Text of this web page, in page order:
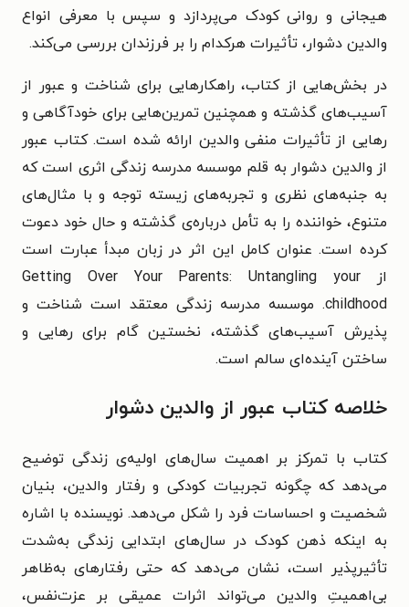
هیجانی و روانی کودک می‌پردازد و سپس با معرفی انواع
والدین دشوار، تأثیرات هرکدام را بر فرزندان بررسی می‌کند.
در بخش‌هایی از کتاب، راهکارهایی برای شناخت و عبور از
آسیب‌های گذشته و همچنین تمرین‌هایی برای خودآگاهی و
رهایی از تأثیرات منفی والدین ارائه شده است. کتاب عبور
از والدین دشوار به قلم موسسه مدرسه زندگی اثری است که
به جنبه‌های نظری و تجربه‌های زیسته توجه و با مثال‌های
متنوع، خواننده را به تأمل درباره‌ی گذشته و حال خود دعوت
کرده است. عنوان کامل این اثر در زبان مبدأ عبارت است
از Getting Over Your Parents: Untangling your
childhood. موسسه مدرسه زندگی معتقد است شناخت و
پذیرش آسیب‌های گذشته، نخستین گام برای رهایی و
ساختن آینده‌ای سالم است.
خلاصه کتاب عبور از والدین دشوار
کتاب با تمرکز بر اهمیت سال‌های اولیه‌ی زندگی توضیح
می‌دهد که چگونه تجربیات کودکی و رفتار والدین، بنیان
شخصیت و احساسات فرد را شکل می‌دهد. نویسنده با اشاره
به اینکه ذهن کودک در سال‌های ابتدایی زندگی به‌شدت
تأثیرپذیر است، نشان می‌دهد که حتی رفتارهای به‌ظاهر
بی‌اهمیتِ والدین می‌تواند اثرات عمیقی بر عزت‌نفس،